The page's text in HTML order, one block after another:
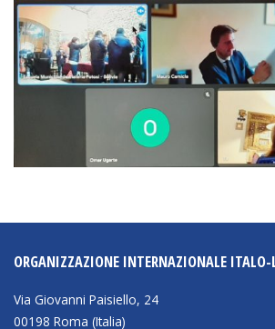
ORGANIZZAZIONE INTERNAZIONALE
Via Giovanni Paisiello, 24
00198 Roma (Italia)